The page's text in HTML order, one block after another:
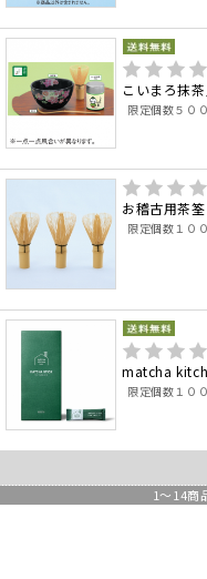
こいまろ抹
限定個数５００
お稽古用茶
限定個数１００
matcha
限定個数１００
1～ 14商